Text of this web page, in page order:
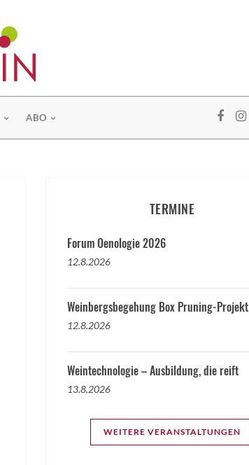
ABO
TERMINE
Forum Oenologie 2026
12.8.2026
Weinbergsbegehung Box Pruning-Projekt
12.8.2026
Weintechnologie – Ausbildung, die reift
13.8.2026
WEITERE VERANSTALTUNGEN